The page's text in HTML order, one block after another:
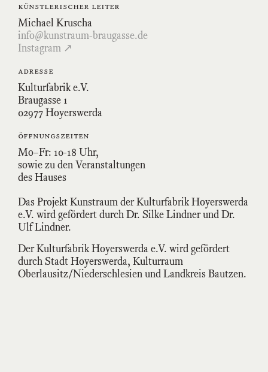
künstlerischer leiter
Michael Kruscha
info@kunstraum-braugasse.de
Instagram ↗
adresse
Kulturfabrik e.V.
Braugasse 1
02977 Hoyerswerda
öffnungszeiten
Mo–Fr: 10-18 Uhr,
sowie zu den Veranstaltungen
des Hauses
Das Projekt Kunstraum der Kulturfabrik Hoyerswerda
e.V. wird gefördert durch Dr. Silke Lindner und Dr.
Ulf Lindner.
Der Kulturfabrik Hoyerswerda e.V. wird gefördert
durch Stadt Hoyerswerda, Kulturraum
Oberlausitz/Niederschlesien und Landkreis Bautzen.